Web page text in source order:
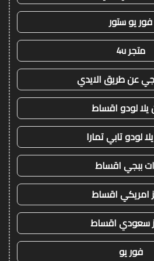
فور يو ستور
متجر 4u
عن طريق الايدي
لودو اقساط
لودو تابي تمارا
ببجي اقساط
امريكي اقساط
سعودي اقساط
فور يو